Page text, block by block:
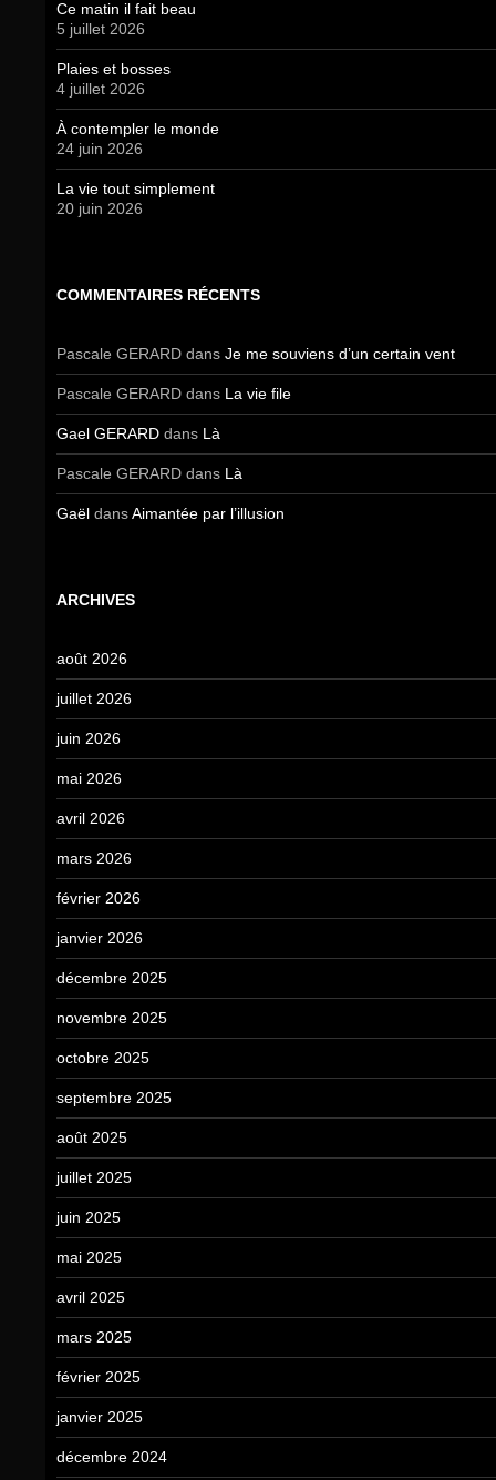
Ce matin il fait beau
5 juillet 2026
Plaies et bosses
4 juillet 2026
À contempler le monde
24 juin 2026
La vie tout simplement
20 juin 2026
COMMENTAIRES RÉCENTS
Pascale GERARD dans Je me souviens d’un certain vent
Pascale GERARD dans La vie file
Gael GERARD dans Là
Pascale GERARD dans Là
Gaël dansAimantée par l’illusion
ARCHIVES
août 2026
juillet 2026
juin 2026
mai 2026
avril 2026
mars 2026
février 2026
janvier 2026
décembre 2025
novembre 2025
octobre 2025
septembre 2025
août 2025
juillet 2025
juin 2025
mai 2025
avril 2025
mars 2025
février 2025
janvier 2025
décembre 2024